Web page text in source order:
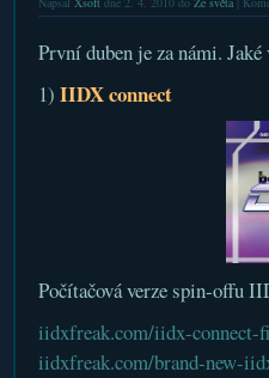
První duben je za námi.
1) IIDX connect
Počítačová verze spin-offu
iidxfreak.com/iidx-connect-
iidxfreak.com/brand-new-